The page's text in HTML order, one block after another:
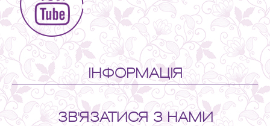
ІНФОРМАЦІЯ
ЗВ'ЯЗАТИСЯ З НАМИ